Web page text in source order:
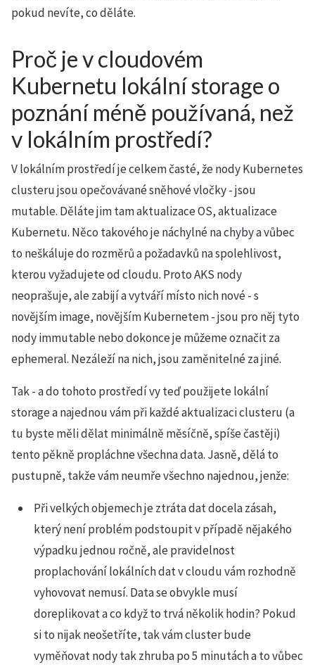
pokud nevíte, co děláte.
Proč je v cloudovém
Kubernetu lokální storage o
poznání méně používaná, než
v lokálním prostředí?
V lokálním prostředí je celkem časté, že nody Kubernetes
clusteru jsou opečovávané sněhové vločky - jsou
mutable. Děláte jim tam aktualizace OS, aktualizace
Kubernetu. Něco takového je náchylné na chyby a vůbec
to neškáluje do rozměrů a požadavků na spolehlivost,
kterou vyžadujete od cloudu. Proto AKS nody
neoprašuje, ale zabijí a vytváří místo nich nové - s
novějším image, novějším Kubernetem - jsou pro něj tyto
nody immutable nebo dokonce je můžeme označit za
ephemeral. Nezáleží na nich, jsou zaměnitelné za jiné.
Tak - a do tohoto prostředí vy teď použijete lokální
storage a najednou vám při každé aktualizaci clusteru (a
tu byste měli dělat minimálně měsíčně, spíše častěji)
tento pěkně propláchne všechna data. Jasně, dělá to
pustupně, takže vám neumře všechno najednou, jenže:
Při velkých objemech je ztráta dat docela zásah,
který není problém podstoupit v případě nějakého
výpadku jednou ročně, ale pravidelnost
proplachování lokálních dat v cloudu vám rozhodně
vyhovovat nemusí. Data se obvykle musí
doreplikovat a co když to trvá několik hodin? Pokud
si to nijak neošetříte, tak vám cluster bude
vyměňovat nody tak zhruba po 5 minutách a to vůbec